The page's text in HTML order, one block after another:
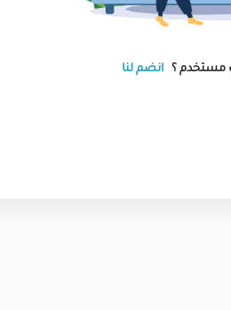
مستخدم ؟ انضم لنا